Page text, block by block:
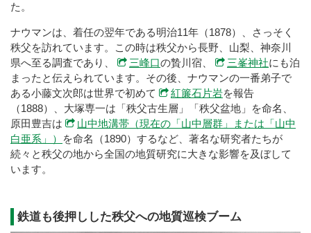
た。
ナウマンは、着任の翌年である明治11年（1878）、さっそく
秩父を訪れています。この時は秩父から長野、山梨、神奈川
県へ至る調査であり、
三峰口の贄川宿、 三峯神社にも泊
まったと伝えられています。その後、ナウマンの一番弟子で
ある小藤文次郎は世界で初めて
紅簾石片岩を報告
（1888）、大塚専一は「秩父古生層」「秩父盆地」を命名、
原田豊吉は
山中地溝帯（現在の「山中層群」または「山中
白亜系」）
を命名（1890）するなど、著名な研究者たちが
続々と秩父の地から全国の地質研究に大きな影響を及ぼして
います。
鉄道も後押しした秩父への地質巡検ブーム